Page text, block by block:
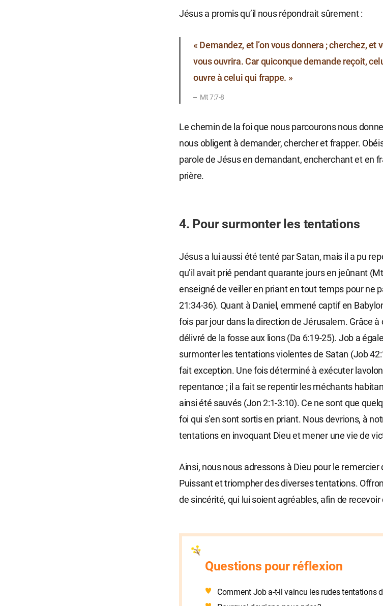
Jésus a promis qu’il nous répondrait sûrement :
« Demandez, et l’on vous donnera ; cherchez, et
vous ouvrira. Car quiconque demande reçoit,
ouvre à celui qui frappe. »
Mt 7:7-8
Le chemin de la foi que nous parcourons nous
nous obligent à demander, chercher et frapper.
parole de Jésus en demandant, encherchant et en
prière.
4. Pour surmonter les tentations
Jésus a lui aussi été tenté par Satan, mais il a pu
qu’il avait prié pendant quarante jours en jeûnant
enseigné de veiller en priant en tout temps pour ne
21:34-36). Quant à Daniel, emmené captif en
fois par jour dans la direction de Jérusalem. Grâce
délivré de la fosse aux lions (Da 6:19-25). Job a
surmonter les tentations violentes de Satan (Job
fait exception. Une fois déterminé à exécuter
repentance ; il a fait se repentir les méchants
ainsi été sauvés (Jon 2:1-3:10). Ce ne sont que
foi qui s’en sont sortis en priant. Nous devrions, à
tentations en invoquant Dieu et mener une vie de
Ainsi, nous nous adressons à Dieu pour le
Puissant et triompher des diverses tentations.
de sincérité, qui lui soient agréables, afin de
Questions pour réflexion
Comment Job a-t-il vaincu les rudes tentations